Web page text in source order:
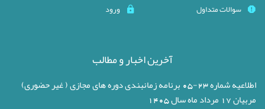
سوالات متداول
ورود
آخرین اخبار و مطالب
اطلاعیه شماره 23-05 برنامه زمانبندی دوره های مجازی ( غیر حضوری)
مربیان 17 مرداد ماه سال 1405